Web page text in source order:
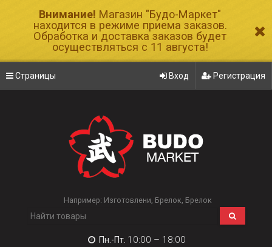
Внимание! Магазин "Будо-Маркет"
находится в режиме приема заказов.
Обработка и доставка заказов будет
осуществляться с 11 августа!
Страницы Вход Регистрация
Например: Изготовлени Брелок Брелок
Пн.-Пт. 10:00 – 18:00